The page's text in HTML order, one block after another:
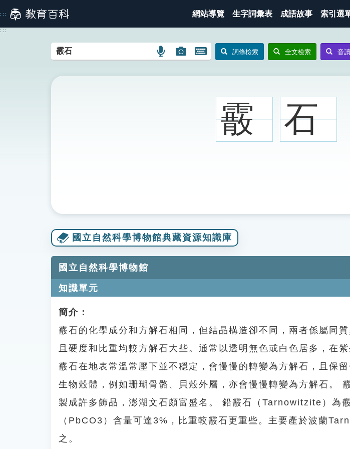
到
主
::: 網站導覽 生字詞彙表 成語故事 索引選
:::
語
搜
圖
搜
開
鍵
詞條檢索 全文檢索 音
霰 石
國立自然科學博物館典藏資源知識庫
國立自然科學博物館
知識單元
簡介：
霰石的化學成分和方解石相同，但結晶構造卻不同，兩者係屬同
且硬度和比重均較方解石大些。通常以透明無色或白色居多，在
霰石在地表常溫常壓下並不穩定，會慢慢的轉變為方解石，且保
生物殼體，例如珊瑚骨骼、貝殼外層，亦會慢慢轉變為方解石。
製成許多飾品，澎湖文石頗富盛名。 鉛霰石（Tarnowitzite）為
（PbCO3）含量可達3%，比重較霰石更重些。主要產於波蘭
之。